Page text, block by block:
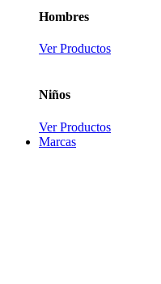
Hombres
Ver Productos
Niños
Ver Productos
Marcas